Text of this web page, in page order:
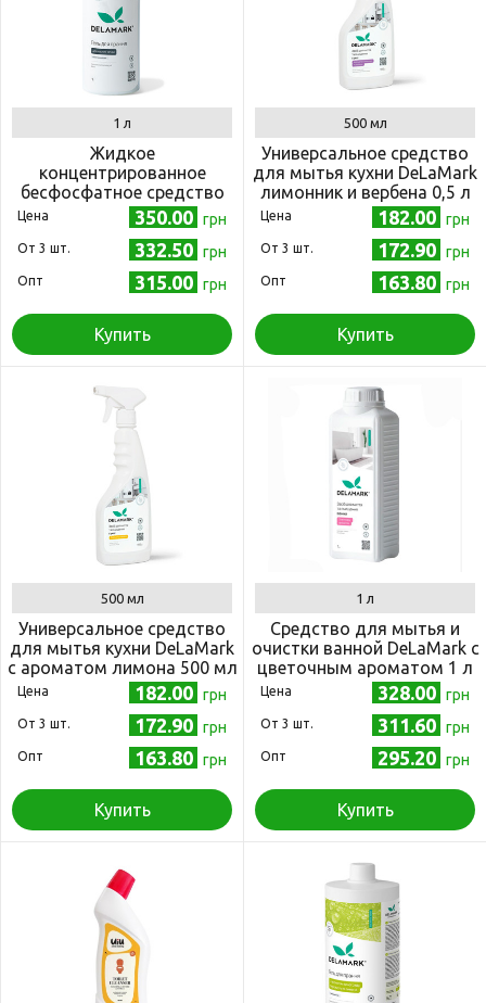
1 л
Жидкое
концентрированное
бесфосфатное средство
для стирки DeLaMark Black
1 л
Цена 350.00 грн
Oт 3 шт. 332.50 грн
Опт 315.00 грн
Купить
500 мл
Универсальное средство
для мытья кухни DeLaMark
лимонник и вербена 0,5 л
Цена 182.00 грн
Oт 3 шт. 172.90 грн
Опт 163.80 грн
Купить
500 мл
Универсальное средство
для мытья кухни DeLaMark
с ароматом лимона 500 мл
Цена 182.00 грн
Oт 3 шт. 172.90 грн
Опт 163.80 грн
Купить
1 л
Средство для мытья и
очистки ванной DeLaMark с
цветочным ароматом 1 л
Цена 328.00 грн
Oт 3 шт. 311.60 грн
Опт 295.20 грн
Купить